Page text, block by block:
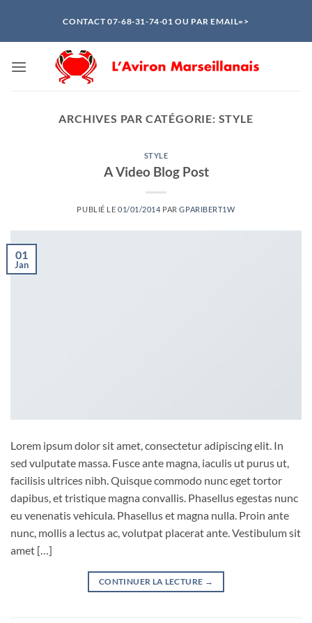
contenu
CONTACT 07-68-31-74-01 OU PAR EMAIL=>
ARCHIVES PAR CATÉGORIE: STYLE
STYLE
A Video Blog Post
PUBLIÉ LE 01/01/2014 PARGPARIBERT1W
01
Jan
Lorem ipsum dolor sit amet, consectetur adipiscing elit. In
sed vulputate massa. Fusce ante magna, iaculis ut purus ut,
facilisis ultrices nibh. Quisque commodo nunc eget tortor
dapibus, et tristique magna convallis. Phasellus egestas nunc
eu venenatis vehicula. Phasellus et magna nulla. Proin ante
nunc, mollis a lectus ac, volutpat placerat ante. Vestibulum sit
amet […]
CONTINUER LA LECTURE →